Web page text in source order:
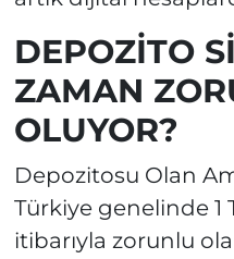
DEPOZİTO
ZAMAN
OLUYOR?
Depozitosu Olan
Türkiye genelinde 1
itibarıyla zorunlu